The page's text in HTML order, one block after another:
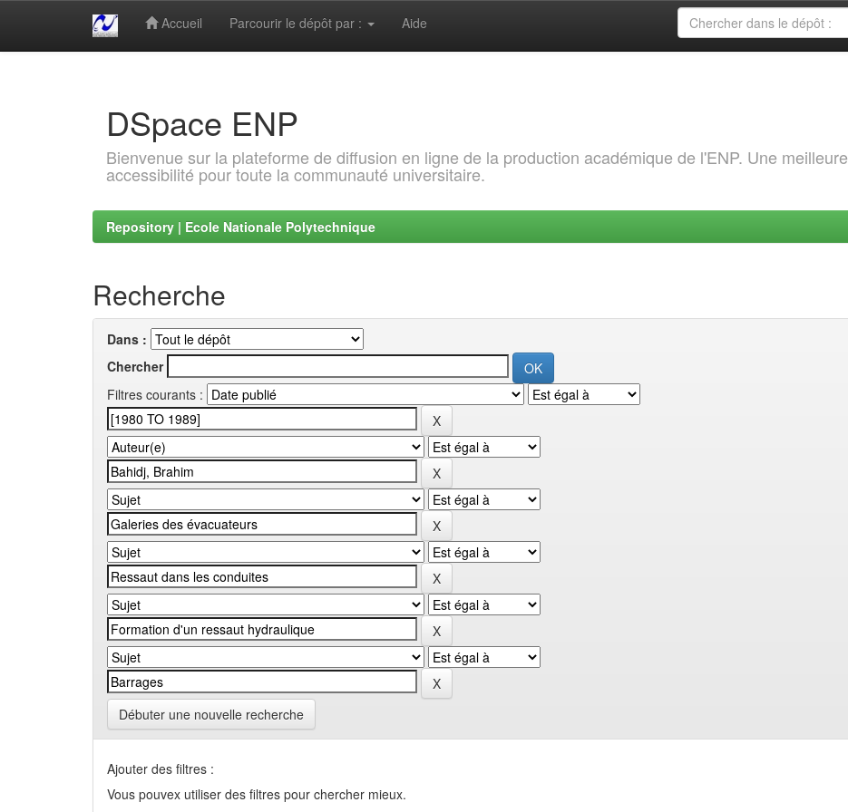
Accueil Parcourir le dépôt par : Aide
DSpace ENP
Bienvenue sur la plateforme de diffusion en ligne de la production académique de l'ENP. Une meilleure
accessibilité pour toute la communauté universitaire.
Repository | Ecole Nationale Polytechnique
Recherche
Dans :
Chercher
Filtres courants :
Débuter une nouvelle recherche
Ajouter des filtres :
Vous pouvex utiliser des filtres pour chercher mieux.